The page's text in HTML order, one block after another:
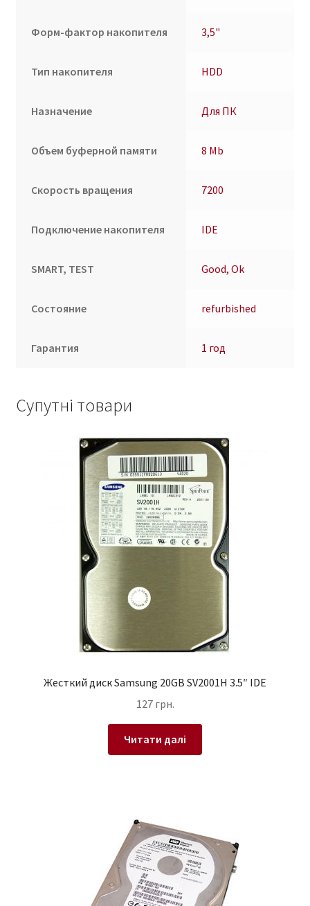
Форм-фактор накопителя 3,5"
Тип накопителя HDD
Назначение Для ПК
Объем буферной памяти 8 Mb
Скорость вращения 7200
Подключение накопителя IDE
SMART, TEST Good, Ok
Состояние refurbished
Гарантия 1 год
Супутні товари
Жесткий диск Samsung 20GB SV2001H 3.5″ IDE
127 грн.
Читати далі